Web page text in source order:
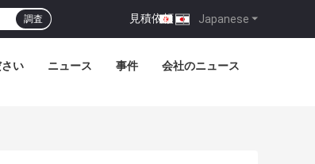
Japanese
見積依頼 |
調査
い ニュース 事件 会社のニュース